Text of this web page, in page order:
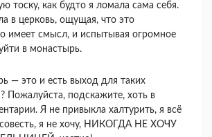
тоску, как будто я ломала сама себя.
в церковь, ощущая, что это
имеет смысл, и испытывая огромное
в монастырь.
— это и есть выход для таких
Пожалуйста, подскажите, хоть в
Я не привыкла халтурить, я всё
совесть, я не хочу, НИКОГДА НЕ ХОЧУ